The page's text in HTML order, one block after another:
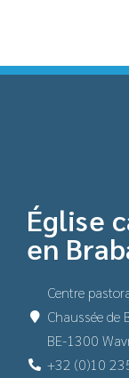
Église
en
Centre
Chaussée de
BE-1300
+32 (0)10